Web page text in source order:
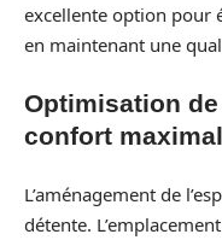
excellente option pour
en maintenant une
Optimisation
confort maximal
L’aménagement de
détente.